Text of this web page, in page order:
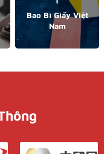
Bao Bì Giấy Việt
Nam